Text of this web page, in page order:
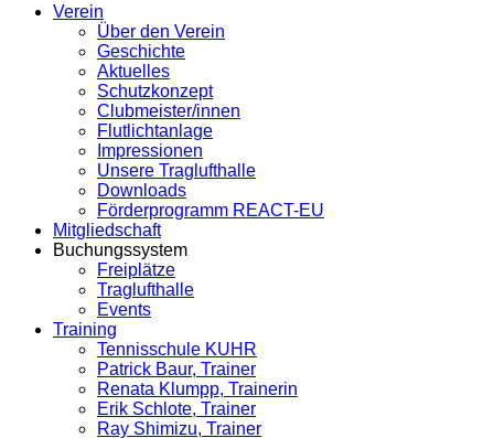
Verein
Über den Verein
Geschichte
Aktuelles
Schutzkonzept
Clubmeister/innen
Flutlichtanlage
Impressionen
Unsere Traglufthalle
Downloads
Förderprogramm REACT-EU
Mitgliedschaft
Buchungssystem
Freiplätze
Traglufthalle
Events
Training
Tennisschule KUHR
Patrick Baur, Trainer
Renata Klumpp, Trainerin
Erik Schlote, Trainer
Ray Shimizu, Trainer